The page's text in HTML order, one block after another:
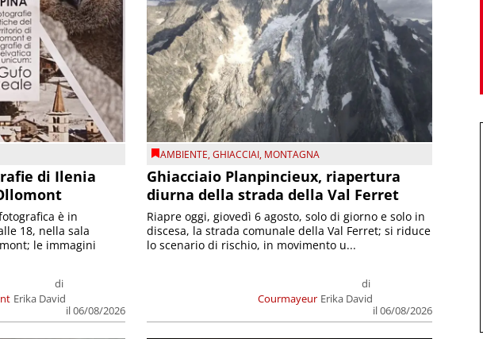
di Ilenia
di
Erika David
il 06/08/2026
è in
18, nella sala
le immagini
AMBIENTE,GHIACCIAI, MONTAGNA
Ghiacciaio Planpincieux, riapertura
diurna della strada della Val Ferret
Courmayeur
di
Erika David
il 06/08/2026
Riapre oggi, giovedì 6 agosto, solo di giorno e solo in
discesa, la strada comunale della Val Ferret; si riduce
lo scenario di rischio, in movimento u...